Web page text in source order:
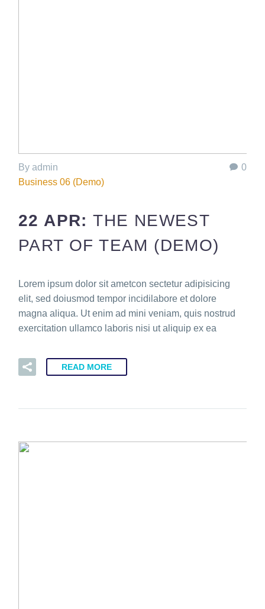
0
By admin
Business 06 (Demo)
22 APR:THE NEWEST
PART OF TEAM (DEMO)
Lorem ipsum dolor sit ametcon sectetur adipisicing
elit, sed doiusmod tempor incidilabore et dolore
magna aliqua. Ut enim ad mini veniam, quis nostrud
exercitation ullamco laboris nisi ut aliquip ex ea
READ MORE